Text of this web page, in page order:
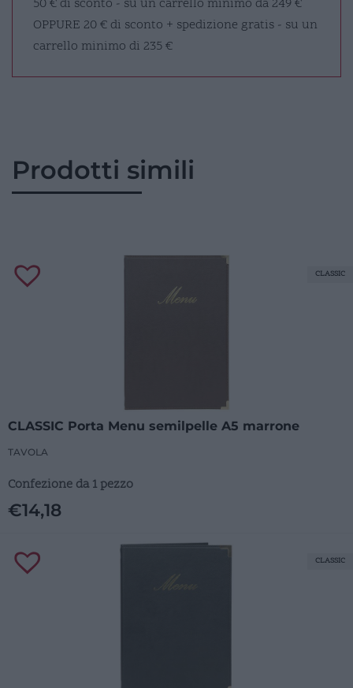
50 € di sconto - su un carrello minimo da 249 €
OPPURE 20 € di sconto + spedizione gratis - su un
carrello minimo di 235 €
Prodotti simili
CLASSIC Porta Menu semilpelle A5 marrone
TAVOLA
Confezione da 1 pezzo
€14,18
CLASSIC
CLASSIC